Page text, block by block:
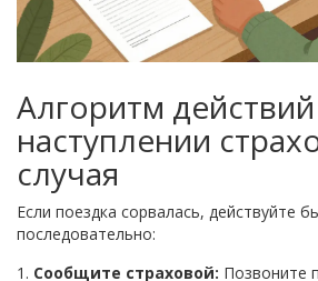
Алгоритм
наступлении
случая
Если поездка сорвалась, действуйте
последовательно:
Сообщите страховой: Позвоните